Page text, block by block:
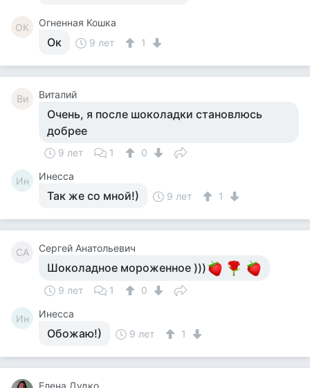
ОК Огненная Кошка
Ок 9 лет 1
Ви Виталий
Очень, я после шоколадки становлюсь
добрее
9 лет 1 0
Ин Инесса
Так же со мной!) 9 лет 1
СА Сергей Анатольевич
Шоколадное мороженное )))
9 лет 1 0
Ин Инесса
Обожаю!) 9 лет 1
Елена Дудко